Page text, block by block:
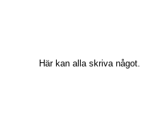
Här kan alla skriva något.